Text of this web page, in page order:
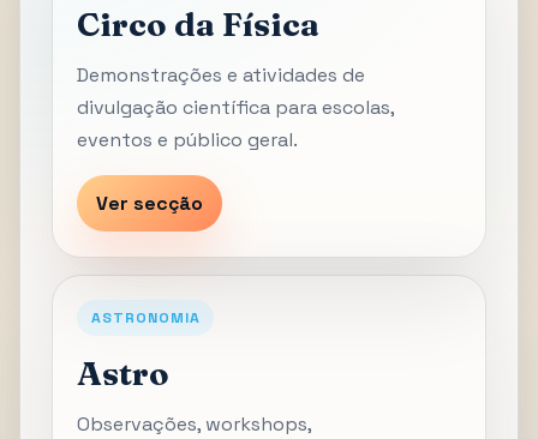
Circo da Física
Demonstrações e atividades de
divulgação científica para escolas,
eventos e público geral.
Ver secção
ASTRONOMIA
Astro
Observações, workshops,